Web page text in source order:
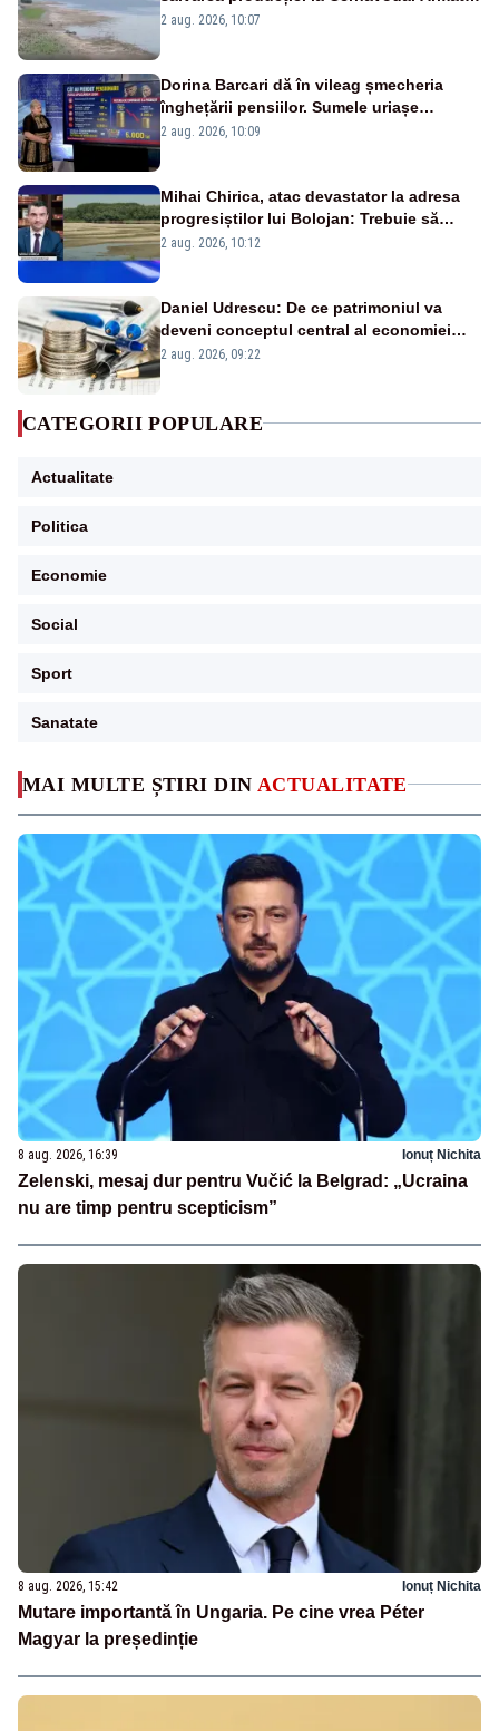
MAI MULTE ȘTIRI DIN ACTUALITATE
8 aug. 2026, 16:39 Ionuț Nichita
Zelenski, mesaj dur pentru Vučić la Belgrad: „Ucraina
nu are timp pentru scepticism”
8 aug. 2026, 15:42 Ionuț Nichita
Mutare importantă în Ungaria. Pe cine vrea Péter
Magyar la președinție
va detona o stâncă și va devia apa
2 aug. 2026, 10:07
Dorina Barcari dă în vileag șmecheria
înghețării pensiilor. Sumele uriașe
pierdute de fiecare român
2 aug. 2026, 10:09
Mihai Chirica, atac devastator la adresa
progresiștilor lui Bolojan: Trebuie să
protejăm și natura, dar nu șținem omaneii
2 aug. 2026, 10:12
Daniel Udrescu: De ce patrimoniul va
deveni conceptul central al economiei
viitoare?
2 aug. 2026, 09:22
CATEGORII POPULARE
Actualitate
Politica
Economie
Social
Sport
Sanatate